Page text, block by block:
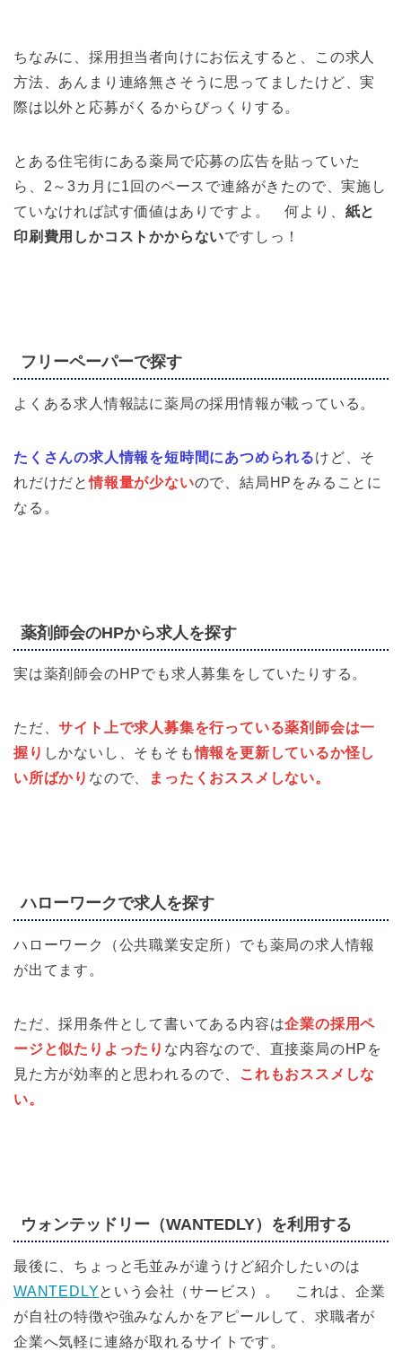
ちなみに、採用担当者向けにお伝えすると、この求人
方法、あんまり連絡無さそうに思ってましたけど、実
際は以外と応募がくるからびっくりする。
とある住宅街にある薬局で応募の広告を貼っていた
ら、2～3カ月に1回のペースで連絡がきたので、実施し
ていなければ試す価値はありですよ。 何より、 紙と
印刷費用しかコストかからないですしっ！
フリーペーパーで探す
よくある求人情報誌に薬局の採用情報が載っている。
たくさんの求人情報を短時間にあつめられるけど、そ
れだけだと情報量が少ないので、結局HPをみることに
なる。
薬剤師会のHPから求人を探す
実は薬剤師会のHPでも求人募集をしていたりする。
ただ、サイト上で求人募集を行っている薬剤師会は一
握り しかないし、そもそも情報を更新しているか怪し
い所ばかり なので、 まったくおススメしない。
ハローワークで求人を探す
ハローワーク（公共職業安定所）でも薬局の求人情報
が出てます。
ただ、採用条件として書いてある内容は企業の採用ペ
ージと似たりよったり な内容なので、直接薬局のHPを
見た方が効率的と思われるので、
これもおススメしな
い。
ウォンテッドリー（WANTEDLY）を利用する
最後に、ちょっと毛並みが違うけど紹介したいのは
WANTEDLYという会社（サービス）。 これは、企業
が自社の特徴や強みなんかをアピールして、求職者が
企業へ気軽に連絡が取れるサイトです。